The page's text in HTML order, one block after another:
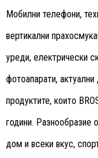
Мобилни телефони,
вертикални
уреди, електрически
фотоапарати,
продуктите, които
години. Разнообразие
дом и всеки вкус,